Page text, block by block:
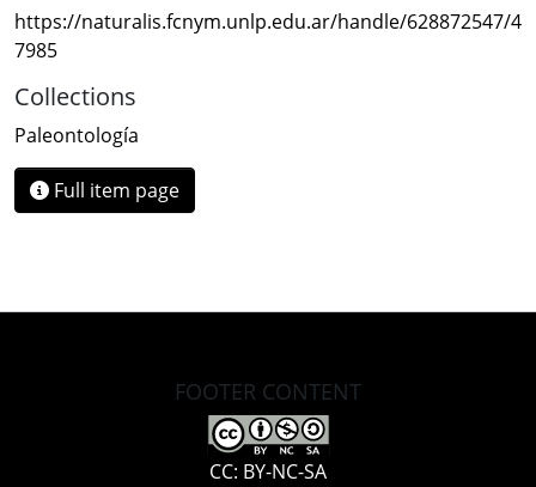
https://naturalis.fcnym.unlp.edu.ar/handle/628872547/4
7985
Collections
Paleontología
Full item page
FOOTER CONTENT
CC: BY-NC-SA